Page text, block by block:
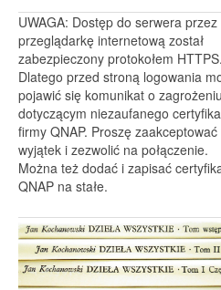
UWAGA: Dostęp do serwera przez
przeglądarkę internetową został
zabezpieczony protokołem HTTPS.
Dlatego przed stroną logowania
pojawić się komunikat o zagrożeniu
dotyczącym niezaufanego
firmy QNAP. Proszę zaakceptować
wyjątek i zezwolić na połączenie.
Można też dodać i zapisać
QNAP na stałe.